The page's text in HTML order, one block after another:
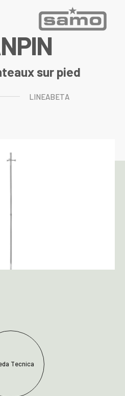
NPIN
sur pied
LINEABETA
Tecnica